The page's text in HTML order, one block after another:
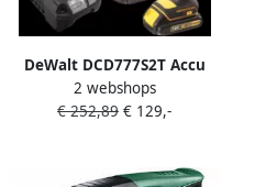
DeWalt DCD777S2T Accu
schroefboor | 18v 1.5Ah Li-
ion DCD777S2T-QW
2 webshops
€ 252,89 € 129,-